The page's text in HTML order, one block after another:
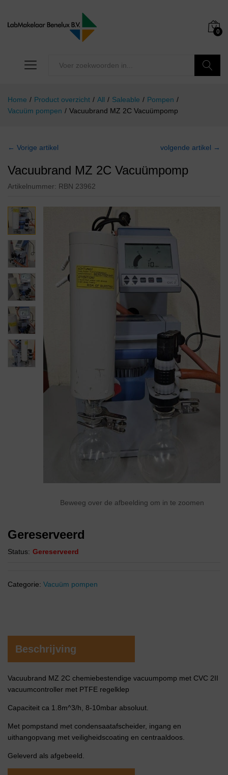
0
Home / Product overzicht / All / Saleable / Pompen /
Vacuüm pompen / Vacuubrand MZ 2C Vacuümpomp
← Vorige artikel volgende artikel →
Vacuubrand MZ 2C Vacuümpomp
Artikelnummer: RBN 23962
Beweeg over de afbeelding om in te zoomen
Gereserveerd
Status: Gereserveerd
Categorie: Vacuüm pompen
Beschrijving
Vacuubrand MZ 2C chemiebestendige vacuumpomp met CVC 2II
vacuumcontroller met PTFE regelklep
Capaciteit ca 1.8m^3/h, 8-10mbar absoluut.
Met pompstand met condensaatafscheider, ingang en
uithangopvang met veiligheidscoating en centraaldoos.
Geleverd als afgebeeld.